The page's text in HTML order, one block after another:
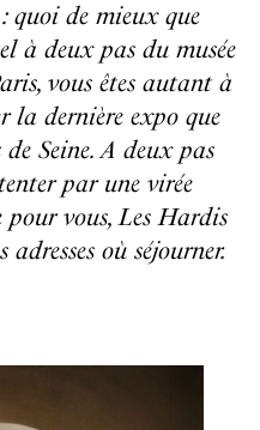
quoi de mieux que
à deux pas du musée
vous êtes autant à
la dernière expo que
Seine. A deux pas
par une virée
vous, Les Hardis
où séjourner.